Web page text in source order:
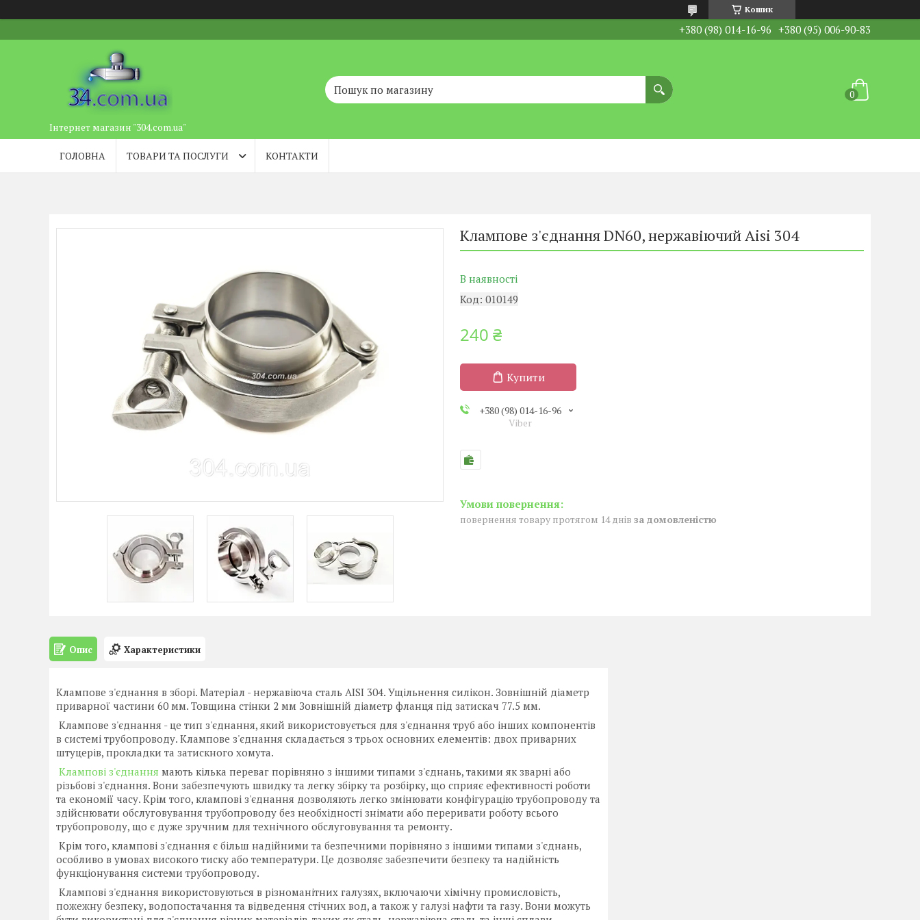
Кошик
+380 (98) 014-16-96 +380 (95) 006-90-83
Інтернет магазин "304.com.ua"
ГОЛОВНА ТОВАРИ ТА ПОСЛУГИ КОНТАКТИ
Клампове з'єднання DN60, нержавіючий Aisi 304
В наявності
Код: 010149
240 ₴
Купити
+380 (98) 014-16-96
Viber
повернення товару протягом 14 днів за домовленістю
Опис Характеристики
Клампове з'єднання в зборі. Матеріал - нержавіюча сталь AISI 304. Ущільнення силікон. Зовнішній діаметр
приварної частини 60 мм. Товщина стінки 2 мм Зовнішній діаметр фланця під затискач 77.5 мм.
Клампове з'єднання - це тип з'єднання, який використовується для з'єднання труб або інших компонентів
в системі трубопроводу. Клампове з'єднання складається з трьох основних елементів: двох приварних
штуцерів, прокладки та затискного хомута.
Клампові з'єднання мають кілька переваг порівняно з іншими типами з'єднань, такими як зварні або
різьбові з'єднання. Вони забезпечують швидку та легку збірку та розбірку, що сприяє ефективності роботи
та економії часу. Крім того, клампові з'єднання дозволяють легко змінювати конфігурацію трубопроводу та
здійснювати обслуговування трубопроводу без необхідності знімати або переривати роботу всього
трубопроводу, що є дуже зручним для технічного обслуговування та ремонту.
Крім того, клампові з'єднання є більш надійними та безпечними порівняно з іншими типами з'єднань,
особливо в умовах високого тиску або температури. Це дозволяє забезпечити безпеку та надійність
функціонування системи трубопроводу.
Клампові з'єднання використовуються в різноманітних галузях, включаючи хімічну промисловість,
пожежну безпеку, водопостачання та відведення стічних вод, а також у галузі нафти та газу. Вони можуть